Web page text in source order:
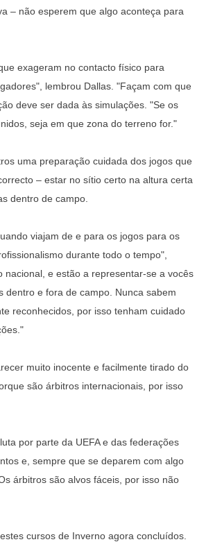
– não esperem que algo aconteça para
exageram no contacto físico para
lembrou Dallas. "Façam com que
deve ser dada às simulações. "Se os
seja em que zona do terreno for."
uma preparação cuidada dos jogos que
– estar no sítio certo na altura certa
dentro de campo.
viajam de e para os jogos para os
durante todo o tempo",
nacional, e estão a representar-se a vocês
dentro e fora de campo. Nunca sabem
reconhecidos, por isso tenham cuidado
muito inocente e facilmente tirado do
são árbitros internacionais, por isso
por parte da UEFA e das federações
e, sempre que se deparem com algo
árbitros são alvos fáceis, por isso não
cursos de Inverno agora concluídos.